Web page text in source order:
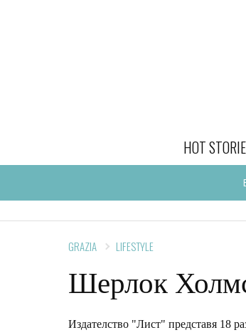
HOT
GRAZIA LIFESTYLE
Шерлок
Издателство "Лист" представя 18